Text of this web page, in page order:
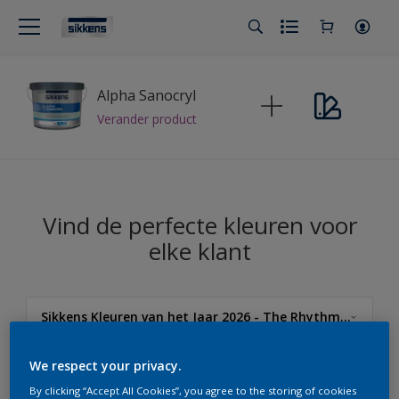
Alpha Sanocryl
Verander product
Vind de perfecte kleuren voor
elke klant
Sikkens Kleuren van het Jaar 2026 - The Rhythm of Blues
Sikkens
We respect your privacy.
By clicking “Accept All Cookies”, you agree to the storing of cookies